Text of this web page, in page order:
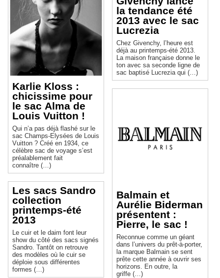
Karlie Kloss :
chicissime pour
le sac Alma de
Louis Vuitton !
Qui n’a pas déjà flashé sur le
sac Champs-Elysées de Louis
Vuitton ? Créé en 1934, ce
célèbre sac de voyage s’est
préalablement fait
connaître (…)
Les sacs Sandro
collection
printemps-été
2013
Le cuir et le daim font leur
show du côté des sacs signés
Sandro. Tantôt on retrouve
des modèles où le cuir se
déploie sous différentes
formes (…)
la tendance été
2013 avec le sac
Lucrezia
Chez Givenchy, l’heure est
déjà au printemps-été 2013.
La maison française donne le
ton avec sa seconde ligne de
sac baptisé Lucrezia qui (…)
Balmain et
Aurélie Biderman
présentent :
Pierre, le sac !
Reconnue comme un géant
dans l’univers du prêt-à-porter,
la marque Balmain se sent
prête cette année à ouvrir ses
horizons. En outre, la
griffe (…)